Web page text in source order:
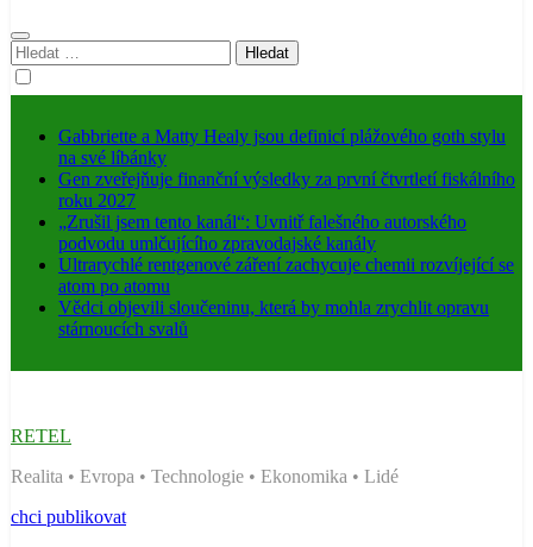
Vyhledávání
Gabbriette a Matty Healy jsou definicí plážového goth stylu
na své líbánky
Gen zveřejňuje finanční výsledky za první čtvrtletí fiskálního
roku 2027
„Zrušil jsem tento kanál“: Uvnitř falešného autorského
podvodu umlčujícího zpravodajské kanály
Ultrarychlé rentgenové záření zachycuje chemii rozvíjející se
atom po atomu
Vědci objevili sloučeninu, která by mohla zrychlit opravu
stárnoucích svalů
RETEL
Realita • Evropa • Technologie • Ekonomika • Lidé
chci publikovat